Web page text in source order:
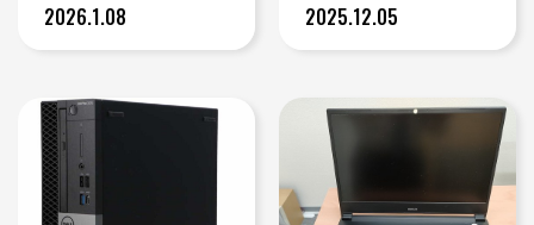
2026.1.08
2025.12.05